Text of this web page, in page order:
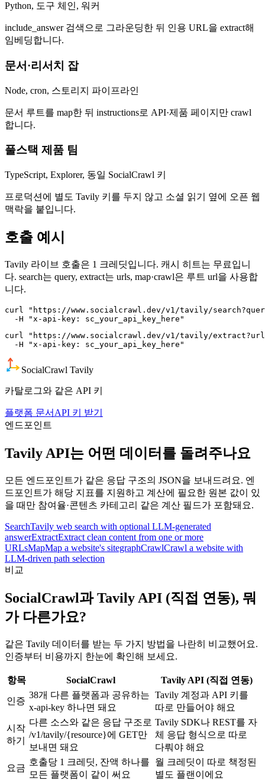
Python, 도구 체인, 워커
include_answer 검색으로 그라운딩한 뒤 인용 URL을 extract해
임베딩합니다.
문서·리서치 잡
Node, cron, 스토리지 파이프라인
문서 루트를 map한 뒤 instructions로 API·제품 페이지만 crawl
합니다.
풀스택 제품 팀
TypeScript, Explorer, 동일 SocialCrawl 키
프로덕션에 별도 Tavily 키를 두지 않고 소셜 읽기 옆에 오픈 웹
맥락을 붙입니다.
호출 예시
Tavily 라이브 호출은 1 크레딧입니다. 캐시 히트는 무료입니
다. search는 query, extract는 urls, map·crawl은 루트 url을 사용합
니다.
curl "https://www.socialcrawl.dev/v1/tavily/
  -H "x-api-key: sc_your_api_key_here"
curl "https://www.socialcrawl.dev/v1/tavily/
  -H "x-api-key: sc_your_api_key_here"
SocialCrawl Tavily
카탈로그와 같은 API 키
플랫폼 문서 API 키 받기
엔드포인트
Tavily API는 어떤 데이터를 돌려주나요
모든 엔드포인트가 같은 응답 구조의 JSON을 보내드려요. 엔
드포인트가 해당 지표를 지원하고 계산에 필요한 원본 값이 있
을 때만 참여율·콘텐츠 카테고리 같은 계산 필드가 포함돼요.
SearchTavily web search with optional LLM-generated
answerExtractExtract clean content from one or more
URLsMapMap a website's sitegraphCrawlCrawl a website with
LLM-driven path selection
비교
SocialCrawl과 Tavily API (직접 연동), 뭐
가 다른가요?
같은 Tavily 데이터를 받는 두 가지 방법을 나란히 비교했어요.
인증부터 비용까지 한눈에 확인해 보세요.
항목 SocialCrawl Tavily API (직접 연동)
인증
38개 다른 플랫폼과 공유하는
x-api-key 하나면 돼요
Tavily 계정과 API 키를
따로 만들어야 해요
시작
하기
다른 소스와 같은 응답 구조로
/v1/tavily/{resource}에 GET만
보내면 돼요
Tavily SDK나 REST를 자
체 응답 형식으로 따로
다뤄야 해요
요금
호출당 1 크레딧, 잔액 하나를
모든 플랫폼이 같이 써요
월 크레딧이 따로 책정된
별도 플랜이에요